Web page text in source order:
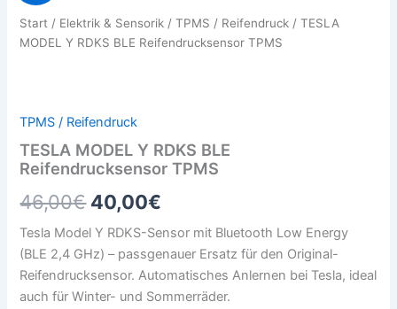
Start / Elektrik & Sensorik /TPMS / Reifendruck / TESLA
MODEL Y RDKS BLE Reifendrucksensor TPMS
TPMS / Reifendruck
TESLA MODEL Y RDKS BLE
Reifendrucksensor TPMS
46,00€
Preis
war:
40,00€
Preis
ist:
Tesla Model Y RDKS-Sensor mit Bluetooth Low Energy
(BLE 2,4 GHz) – passgenauer Ersatz für den Original-
Reifendrucksensor. Automatisches Anlernen bei Tesla, ideal
auch für Winter- und Sommerräder.
Y
RDKS
BLE